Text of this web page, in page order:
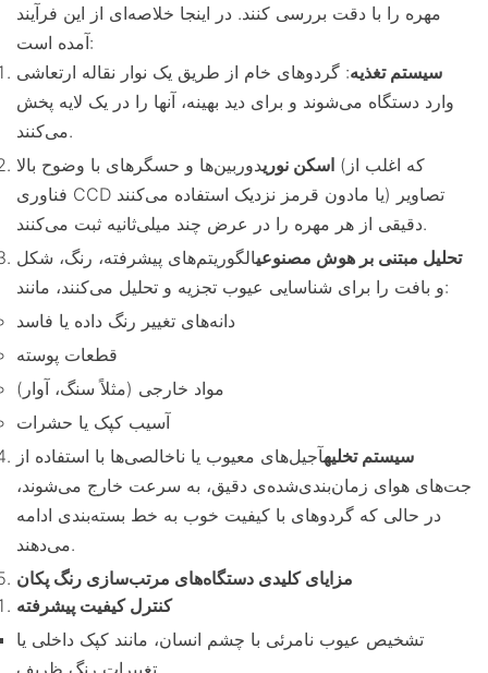
مهره را با دقت بررسی کنند. در اینجا خلاصه‌ای از این فرآیند
آمده است:
سیستم تغذیه: گردوهای خام از طریق یک نوار نقاله ارتعاشی
وارد دستگاه می‌شوند و برای دید بهینه، آنها را در یک لایه پخش
می‌کنند.
اسکن نوریدوربین‌ها و حسگرهای با وضوح بالا (که اغلب از
فناوری CCD یا مادون قرمز نزدیک استفاده می‌کنند) تصاویر
دقیقی از هر مهره را در عرض چند میلی‌ثانیه ثبت می‌کنند.
تحلیل مبتنی بر هوش مصنوعیالگوریتم‌های پیشرفته، رنگ، شکل
و بافت را برای شناسایی عیوب تجزیه و تحلیل می‌کنند، مانند:
دانه‌های تغییر رنگ داده یا فاسد
قطعات پوسته
مواد خارجی (مثلاً سنگ، آوار)
آسیب کپک یا حشرات
سیستم تخلیهآجیل‌های معیوب یا ناخالصی‌ها با استفاده از
جت‌های هوای زمان‌بندی‌شده‌ی دقیق، به سرعت خارج می‌شوند،
در حالی که گردوهای با کیفیت خوب به خط بسته‌بندی ادامه
می‌دهند.
مزایای کلیدی دستگاه‌های مرتب‌سازی رنگ پکان
کنترل کیفیت پیشرفته
تشخیص عیوب نامرئی با چشم انسان، مانند کپک داخلی یا